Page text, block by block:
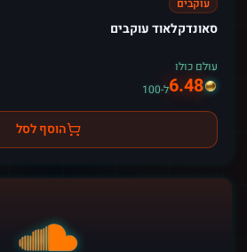
עוקבים
סאונדקלאוד עוקבים
עולם כולו
6.48ל-100
הוסף לסל